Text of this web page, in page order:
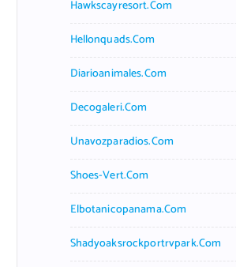
Hawkscayresort.com
Hellonquads.com
Diarioanimales.com
Decogaleri.com
Unavozparadios.com
Shoes-Vert.com
Elbotanicopanama.com
Shadyoaksrockportrvpark.com